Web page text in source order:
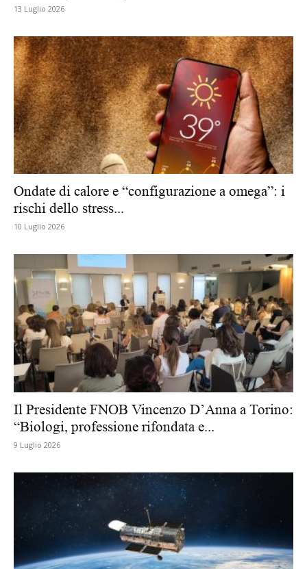
13 Luglio 2026
Ondate di calore e “configurazione a omega”: i
rischi dello stress...
10 Luglio 2026
Il Presidente FNOB Vincenzo D’Anna a Torino:
“Biologi, professione rifondata e...
9 Luglio 2026